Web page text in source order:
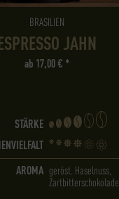
BRASILIEN
JAHN
ab 17,00€ *
STÄRKE
AROMA geröst. Haselnuss,
Zartbitterschokolade